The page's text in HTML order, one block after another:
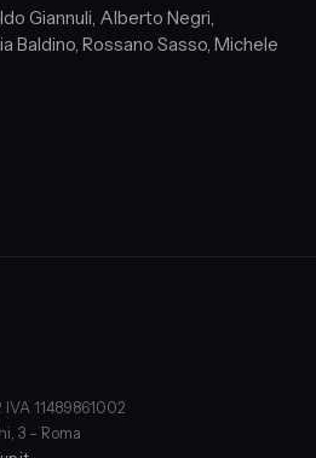
Giannuli, Alberto Negri,
Baldino, Rossano Sasso, Michele
IVA 11489861002
3 – Roma